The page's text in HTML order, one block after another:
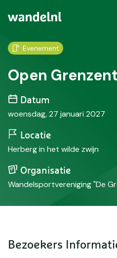
Evenement
Open
Datum
woensdag, 27 januari 2027
Locatie
Herberg in het wilde zwijn
Organisatie
Wandelsportvereniging "De
Bezoekers